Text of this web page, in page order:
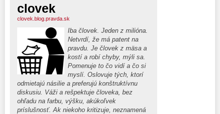
clovek
clovek.blog.pravda.sk
Iba človek. Jeden z milióna.
Netvrdí, že má patent na
pravdu. Je človek z mäsa a
kostí a robí chyby, mýli sa.
Pomenuje to čo vidí a čo si
myslí. Oslovuje tých, ktorí
odmietajú násilie a preferujú konštruktívnu
diskusiu. Váži a rešpektuje človeka, bez
ohľadu na farbu, výšku, akúkoľvek
príslušnosť. Ak niekoho kritizuje, neznamená